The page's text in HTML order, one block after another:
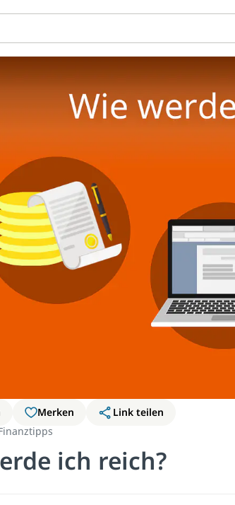
Merken
Link teilen
ich reich?